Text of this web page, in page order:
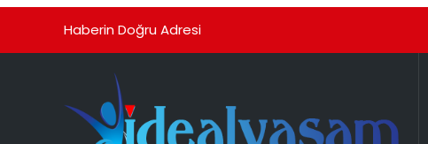
Haberin Doğru Adresi